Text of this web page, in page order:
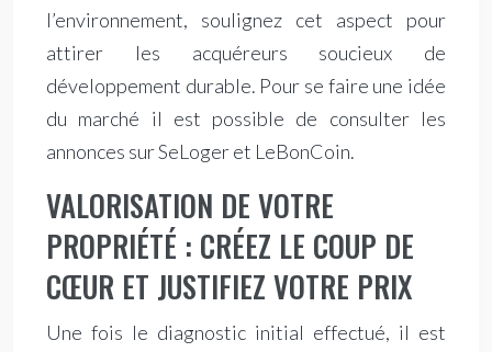
l’environnement, soulignez cet aspect pour
attirer les acquéreurs soucieux de
développement durable. Pour se faire une idée
du marché il est possible de consulter les
annonces sur SeLoger et LeBonCoin.
VALORISATION DE VOTRE
PROPRIÉTÉ : CRÉEZ LE COUP DE
CŒUR ET JUSTIFIEZ VOTRE PRIX
Une fois le diagnostic initial effectué, il est